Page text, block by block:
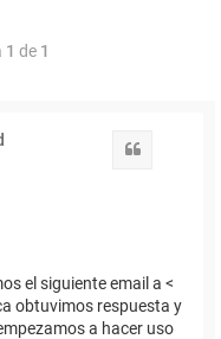
1 de 1
el siguiente email a <
obtuvimos respuesta y
a hacer uso